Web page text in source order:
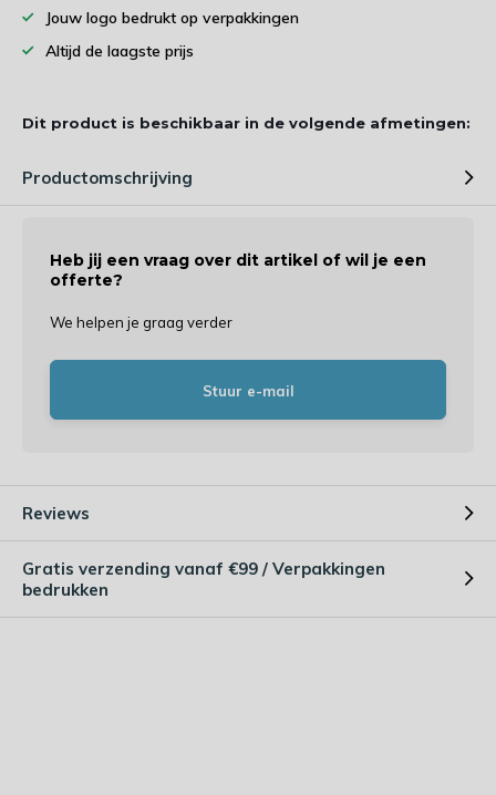
Jouw logo bedrukt op verpakkingen
Altijd de laagste prijs
Dit product is beschikbaar in de volgende afmetingen:
Productomschrijving
Heb jij een vraag over dit artikel of wil je een
offerte?
We helpen je graag verder
Stuur e-mail
Reviews
Gratis verzending vanaf €99 / Verpakkingen
bedrukken